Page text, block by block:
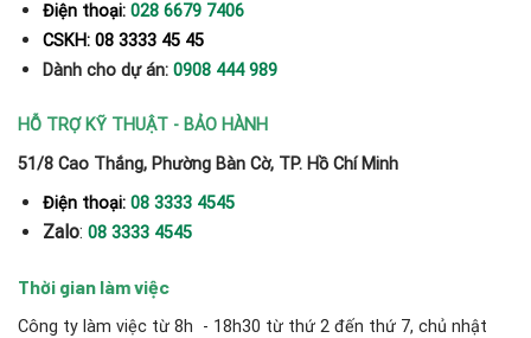
Điện thoại: 028 6679 7406
CSKH: 08 3333 45 45
Dành cho dự án: 0908 444 989
HỖ TRỢ KỸ THUẬT - BẢO HÀNH
51/8 Cao Thắng, Phường Bàn Cờ, TP. Hồ Chí Minh
Điện thoại: 08 3333 4545
Zalo: 08 3333 4545
Thời gian làm việc
Công ty làm việc từ 8h - 18h30 từ thứ 2 đến thứ 7, chủ nhật